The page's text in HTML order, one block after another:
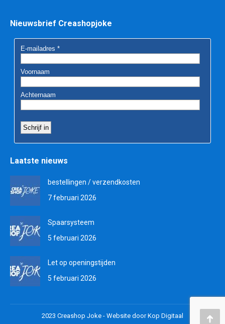
Nieuwsbrief Creashopjoke
Laatste nieuws
bestellingen / verzendkosten
7 februari 2026
Spaarsysteem
5 februari 2026
Let op openingstijden
5 februari 2026
2023 Creashop Joke - Website door Kop Digitaal